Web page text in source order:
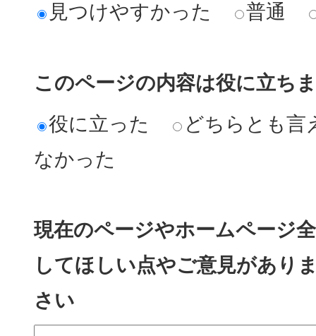
見つけやすかった
普通
このページの内容は役に立ち
役に立った
どちらとも言
なかった
現在のページやホームページ
してほしい点やご意見があり
さい